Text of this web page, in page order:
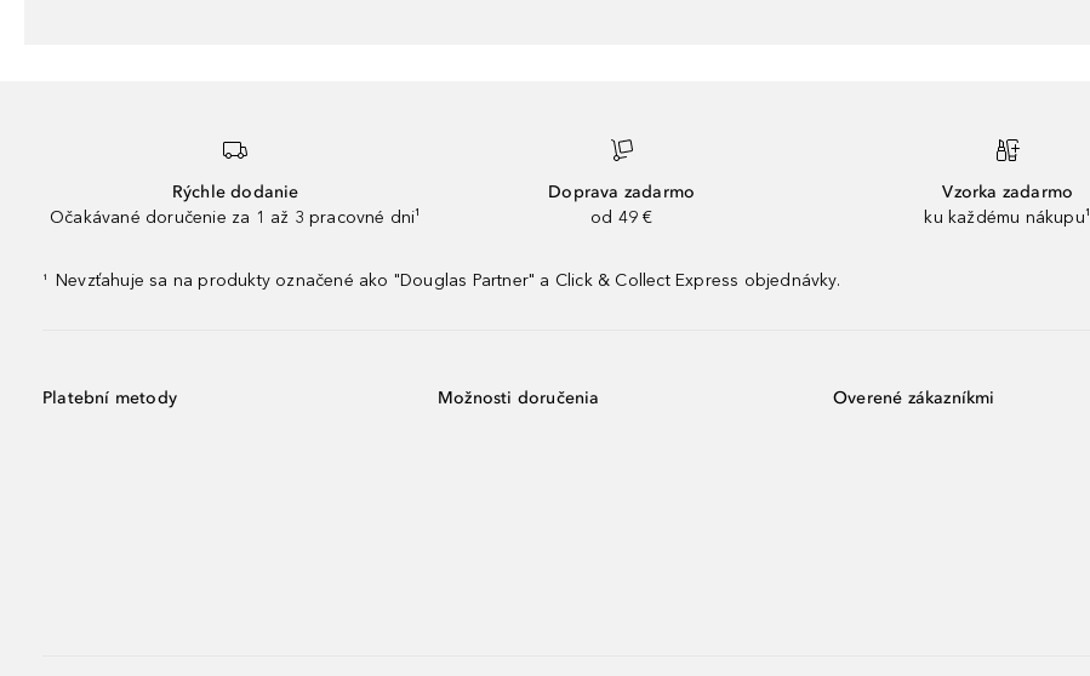
Rýchle dodanie
Očakávané doručenie za 1 až 3 pracovné dni¹
Doprava zadarmo
od 49 €
Vzorka zadarmo
ku každému nákupu¹
¹ Nevzťahuje sa na produkty označené ako "Douglas Partner" a Click & Collect Express objednávky.
Platební metody Možnosti doručenia Overené zákazníkmi